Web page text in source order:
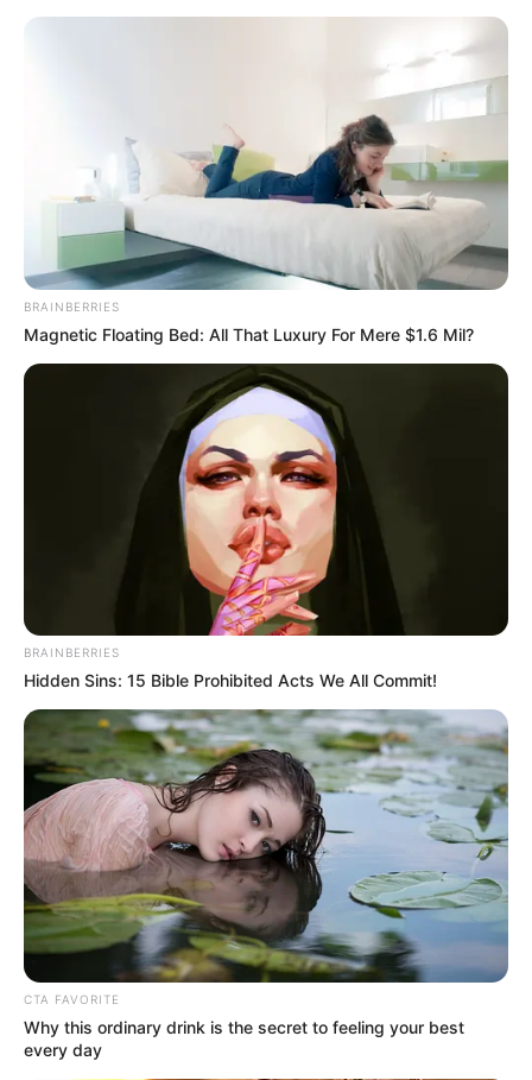
BRAINBERRIES
Magnetic Floating Bed: All That Luxury For Mere $1.6 Mil?
BRAINBERRIES
Hidden Sins: 15 Bible Prohibited Acts We All Commit!
CTA FAVORITE
Why this ordinary drink is the secret to feeling your best
every day